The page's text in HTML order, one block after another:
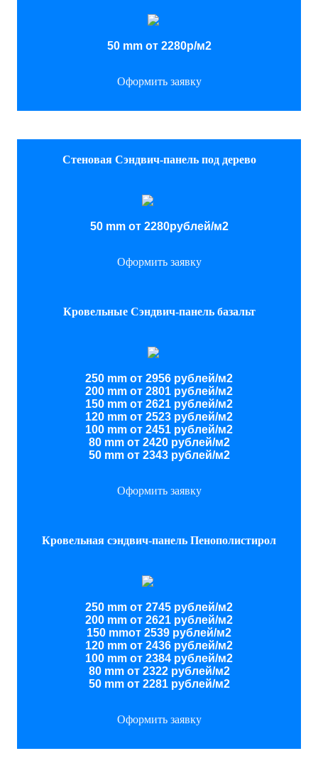
50 mm от 2280р/м2
Оформить заявку
Стеновая Сэндвич-панель под дерево
50 mm от 2280рублей/м2
Оформить заявку
Кровельные Сэндвич-панель базальт
250 mm от 2956 рублей/м2
200 mm от 2801 рублей/м2
150 mm от 2621 рублей/м2
120 mm от 2523 рублей/м2
100 mm от 2451 рублей/м2
80 mm от 2420 рублей/м2
50 mm от 2343 рублей/м2
Оформить заявку
Кровельная сэндвич-панель Пенополистирол
250 mm от 2745 рублей/м2
200 mm от 2621 рублей/м2
150 mmот 2539 рублей/м2
120 mm от 2436 рублей/м2
100 mm от 2384 рублей/м2
80 mm от 2322 рублей/м2
50 mm от 2281 рублей/м2
Оформить заявку